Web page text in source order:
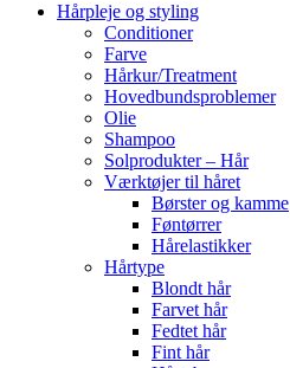
Hårpleje og styling
Conditioner
Farve
Hårkur/Treatment
Hovedbundsproblemer
Olie
Shampoo
Solprodukter – Hår
Værktøjer til håret
Børster og kamme
Føntørrer
Hårelastikker
Hårtype
Blondt hår
Farvet hår
Fedtet hår
Fint hår